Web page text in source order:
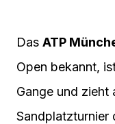
Das ATP
Open bekannt,
Gange und zieht
Sandplatzturnier